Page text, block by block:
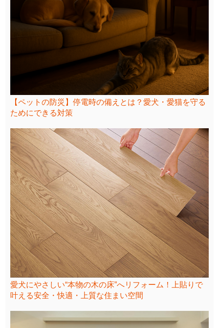
【ペットの防災】停電時の備えとは？愛犬・愛猫を守る
ためにできる対策
愛犬にやさしい“本物の木の床”へリフォーム！上貼りで
叶える安全・快適・上質な住まい空間